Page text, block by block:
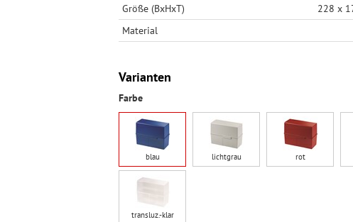
Größe (BxHxT)
228 x
Material
Varianten
Farbe
blau lichtgrau rot
transluz.-klar